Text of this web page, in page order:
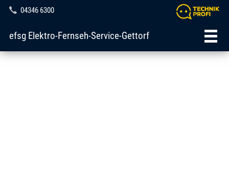
04346 6300
efsg Elektro-Fernseh-Service-Gettorf